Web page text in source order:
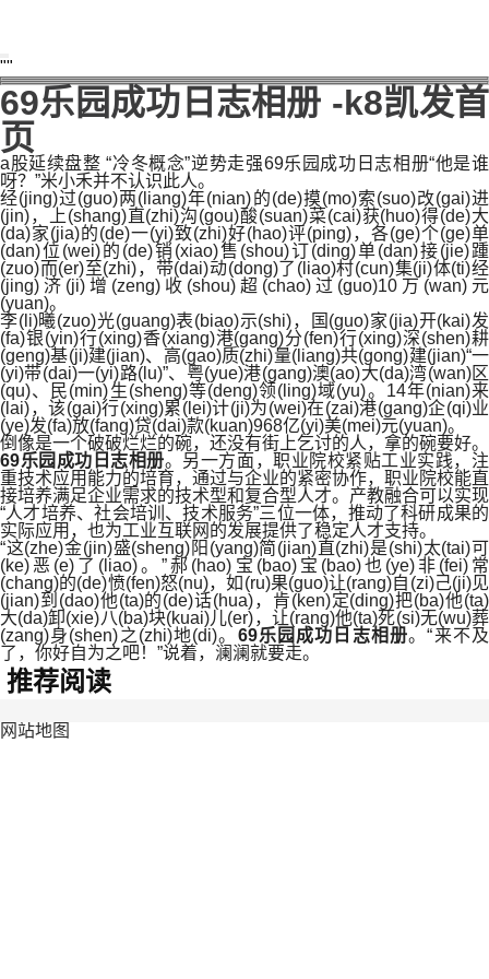
69乐园成功日志相册 -k8凯发首
页
a股延续盘整 “冷冬概念”逆势走强69乐园成功日志相册“他是谁
呀？”米小禾并不认识此人。
经(jing)过(guo)两(liang)年(nian)的(de)摸(mo)索(suo)改(gai)进
(jin)，上(shang)直(zhi)沟(gou)酸(suan)菜(cai)获(huo)得(de)大
(da)家(jia)的(de)一(yi)致(zhi)好(hao)评(ping)，各(ge)个(ge)单
(dan)位(wei)的(de)销(xiao)售(shou)订(ding)单(dan)接(jie)踵
(zuo)而(er)至(zhi)，带(dai)动(dong)了(liao)村(cun)集(ji)体(ti)经
(jing)济(ji)增(zeng)收(shou)超(chao)过(guo)10万(wan)元
(yuan)。
李(li)曦(zuo)光(guang)表(biao)示(shi)，国(guo)家(jia)开(kai)发
(fa)银(yin)行(xing)香(xiang)港(gang)分(fen)行(xing)深(shen)耕
(geng)基(ji)建(jian)、高(gao)质(zhi)量(liang)共(gong)建(jian)“一
(yi)带(dai)一(yi)路(lu)”、粤(yue)港(gang)澳(ao)大(da)湾(wan)区
(qu)、民(min)生(sheng)等(deng)领(ling)域(yu)。14年(nian)来
(lai)，该(gai)行(xing)累(lei)计(ji)为(wei)在(zai)港(gang)企(qi)业
(ye)发(fa)放(fang)贷(dai)款(kuan)968亿(yi)美(mei)元(yuan)。
倒像是一个破破烂烂的碗，还没有街上乞讨的人，拿的碗要好。
69乐园成功日志相册。另一方面，职业院校紧贴工业实践，注
重技术应用能力的培育，通过与企业的紧密协作，职业院校能直
接培养满足企业需求的技术型和复合型人才。产教融合可以实现
“人才培养、社会培训、技术服务”三位一体，推动了科研成果的
实际应用，也为工业互联网的发展提供了稳定人才支持。
“这(zhe)金(jin)盛(sheng)阳(yang)简(jian)直(zhi)是(shi)太(tai)可
(ke)恶(e)了(liao)。”郝(hao)宝(bao)宝(bao)也(ye)非(fei)常
(chang)的(de)愤(fen)怒(nu)，如(ru)果(guo)让(rang)自(zi)己(ji)见
(jian)到(dao)他(ta)的(de)话(hua)，肯(ken)定(ding)把(ba)他(ta)
大(da)卸(xie)八(ba)块(kuai)儿(er)，让(rang)他(ta)死(si)无(wu)葬
(zang)身(shen)之(zhi)地(di)。 69乐园成功日志相册。“来不及
了，你好自为之吧！”说着，澜澜就要走。
推荐阅读
网站地图